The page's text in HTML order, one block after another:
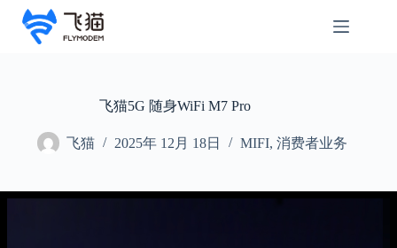
飞猫5G 随身WiFi M7 Pro
飞猫 2025年 12月 18日 MIFI,消费者业务